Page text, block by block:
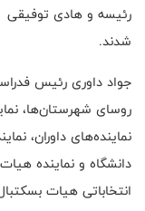
شدند.
جواد داوری رئیس
روسای شهرستان‌ها،
نماینده‌های داوران،
دانشگاه‌ و نماینده
انتخاباتی هیات